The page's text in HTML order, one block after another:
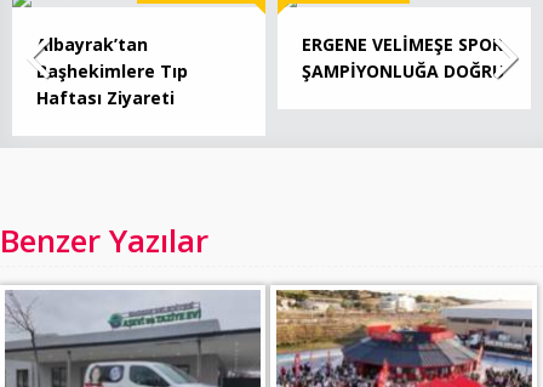
Albayrak’tan
Başhekimlere Tıp
Haftası Ziyareti
ERGENE VELİMEŞE SPOR
ŞAMPİYONLUĞA DOĞRU
Benzer Yazılar